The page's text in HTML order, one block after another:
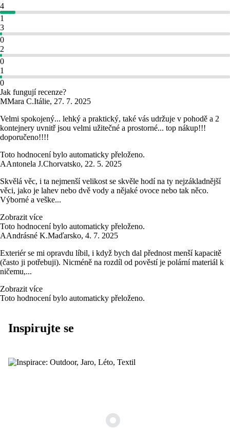
4
1
3
0
2
0
1
0
Jak fungují recenze?
MMara C.Itálie, 27. 7. 2025
Velmi spokojený... lehký a praktický, také vás udržuje v pohodě a 2
kontejnery uvnitř jsou velmi užitečné a prostorné... top nákup!!!
doporučeno!!!!
Toto hodnocení bylo automaticky přeloženo.
AAntonela J.Chorvatsko, 22. 5. 2025
Skvělá věc, i ta nejmenší velikost se skvěle hodí na ty nejzákladnější
věci, jako je lahev nebo dvě vody a nějaké ovoce nebo tak něco.
Výborné a veške...
Zobrazit více
Toto hodnocení bylo automaticky přeloženo.
AAndrásné K.Maďarsko, 4. 7. 2025
Exteriér se mi opravdu líbil, i když bych dal přednost menší kapacitě
(často ji potřebuji). Nicméně na rozdíl od pověstí je polární materiál k
ničemu,...
Zobrazit více
Toto hodnocení bylo automaticky přeloženo.
Inspirujte se